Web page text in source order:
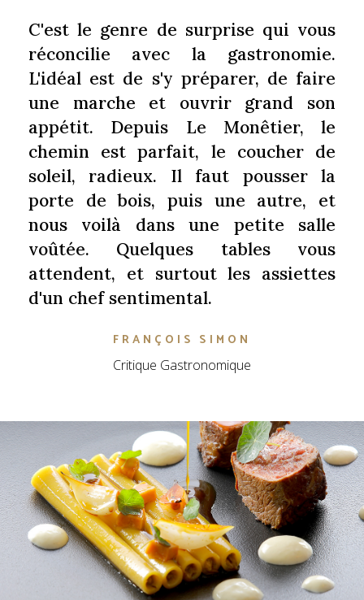
C'est le genre de surprise qui vous
réconcilie avec la gastronomie.
L'idéal est de s'y préparer, de faire
une marche et ouvrir grand son
appétit. Depuis Le Monêtier, le
chemin est parfait, le coucher de
soleil, radieux. Il faut pousser la
porte de bois, puis une autre, et
nous voilà dans une petite salle
voûtée. Quelques tables vous
attendent, et surtout les assiettes
d'un chef sentimental.
FRANÇOIS SIMON
Critique Gastronomique